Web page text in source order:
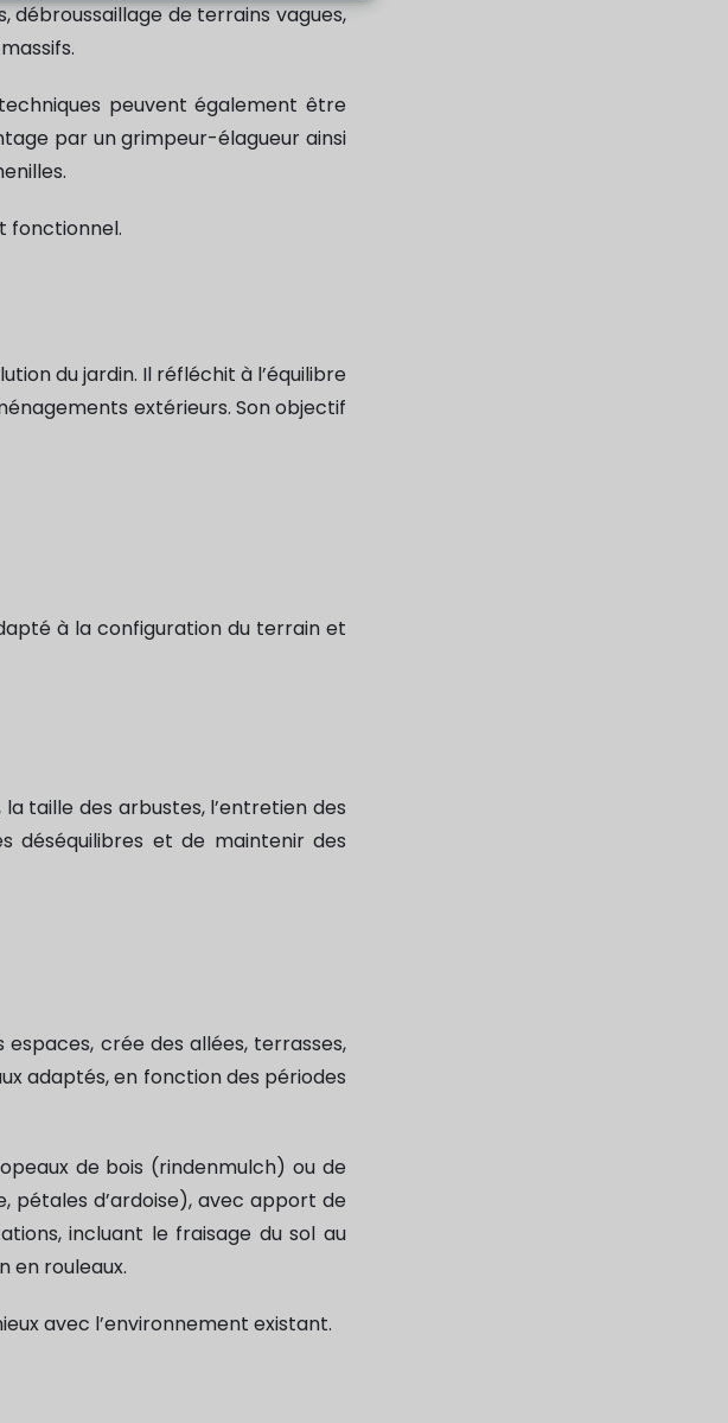
débroussaillage de terrains vagues,
peuvent également être
par un grimpeur-élagueur ainsi
fonctionnel.
du jardin. Il réfléchit à l’équilibre
extérieurs. Son objectif
à la configuration du terrain et
taille des arbustes, l’entretien des
déséquilibres et de maintenir des
crée des allées, terrasses,
adaptés, en fonction des périodes
de bois (rindenmulch) ou de
pétales d’ardoise), avec apport de
incluant le fraisage du sol au
en rouleaux.
avec l’environnement existant.